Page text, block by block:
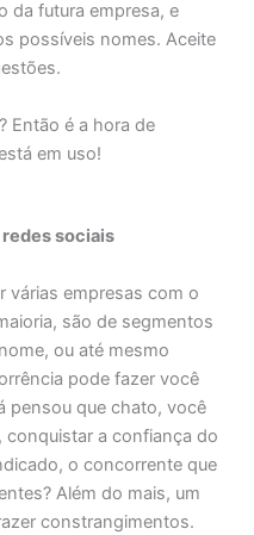
da futura empresa, e
possíveis nomes. Aceite
Então é a hora de
em uso!
redes sociais
várias empresas com o
são de segmentos
ou até mesmo
pode fazer você
pensou que chato, você
a confiança do
o concorrente que
Além do mais, um
constrangimentos.